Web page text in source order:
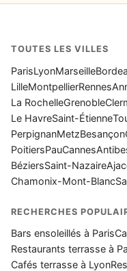
TOUTES LES VILLES
ParisLyonMarseille
LilleMontpellierRennes
La RochelleGrenoble
Le HavreSaint-Étienne
PerpignanMetzBesançon
PoitiersPauCannes
BéziersSaint-Nazaire
Chamonix-Mont-Blanc
RECHERCHES
Bars ensoleillés à Paris
Restaurants terrasse à
Cafés terrasse à Lyon